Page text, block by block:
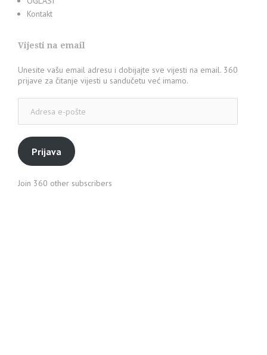
Kontakt
Vijesti na email
Unesite vašu email adresu i dobijajte sve vijesti na email. 360
prijave za čitanje vijesti u sandučetu već imamo.
pošte
Prijava
Join 360 other subscribers